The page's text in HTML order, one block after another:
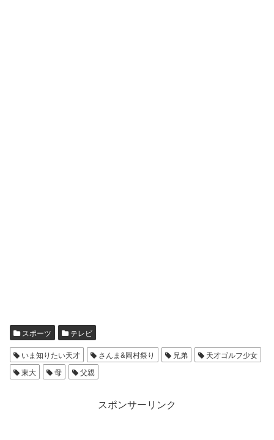
スポーツ テレビ
いま知りたい天才 さんま&岡村祭り 兄弟
天才ゴルフ少女
東大
母 父親
スポンサーリンク